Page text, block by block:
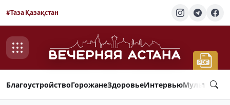
#Таза Қазақстан
БлагоустройствоГорожанеЗдоровьеИнтервью